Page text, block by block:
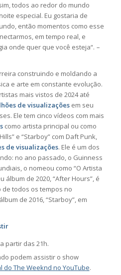
todos ao redor do mundo
especial. Eu gostaria de
então momentos como esse
em tempo real, e
onde quer que você esteja“. –
construindo e moldando a
e arte em constante evolução.
mais vistos de 2024 até
de visualizaçõesem seu
Ele tem cinco vídeos com mais
como artista principal ou como
e “Starboy” com Daft Punk,
de visualizações. Ele é um dos
no ano passado, o Guinness
o nomeou como “O Artista
álbum de 2020, “After Hours”, é
de todos os tempos no
de 2016, “Starboy”, em
partir das 21h.
podem assistir o show
do The Weeknd no YouTube.